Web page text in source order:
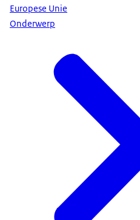
Europese Unie
Onderwerp